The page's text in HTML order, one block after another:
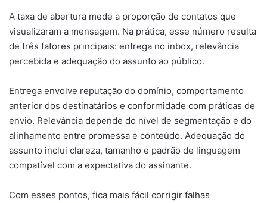
A taxa de abertura mede a proporção de contatos que
visualizaram a mensagem. Na prática, esse número resulta
de três fatores principais: entrega no inbox, relevância
percebida e adequação do assunto ao público.
Entrega envolve reputação do domínio, comportamento
anterior dos destinatários e conformidade com práticas de
envio. Relevância depende do nível de segmentação e do
alinhamento entre promessa e conteúdo. Adequação do
assunto inclui clareza, tamanho e padrão de linguagem
compatível com a expectativa do assinante.
Com esses pontos, fica mais fácil corrigir falhas